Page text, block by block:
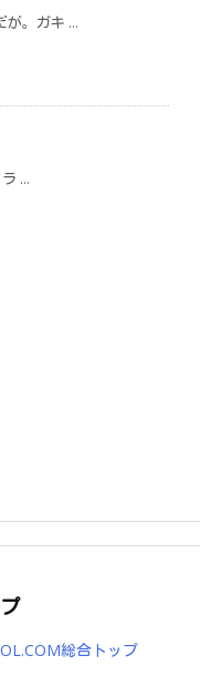
。ガキ ...
...
総合トップ